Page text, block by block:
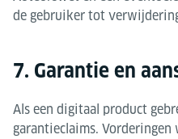
de gebruiker tot
7. Garantie en
Als een digitaal product
garantieclaims. Vorderingen